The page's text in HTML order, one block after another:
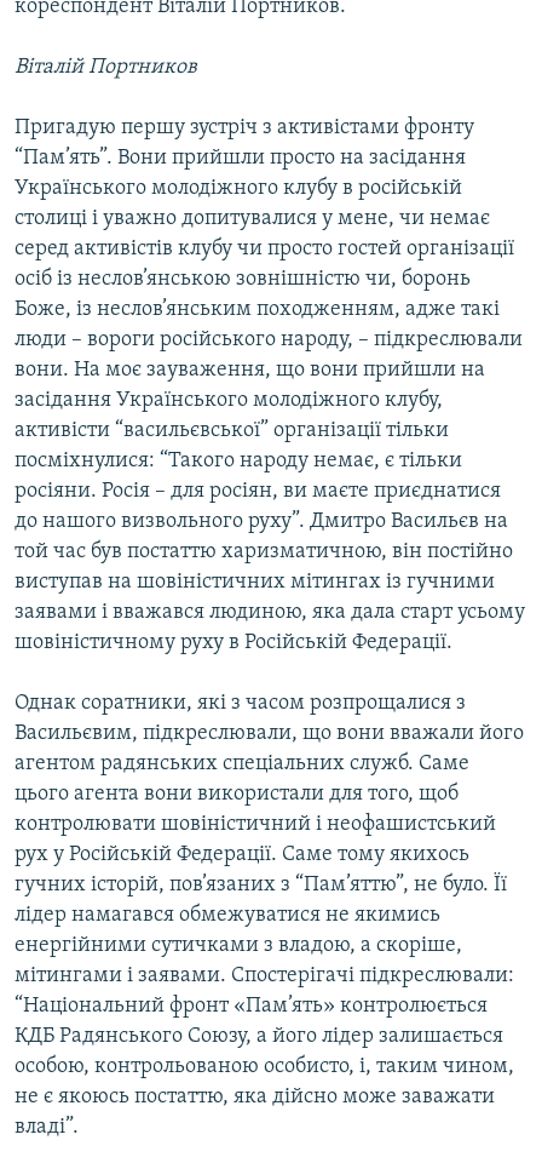
кореспондент Віталій Портников.
Віталій Портников
Пригадую першу зустріч з активістами фронту
“Пам’ять”. Вони прийшли просто на засідання
Українського молодіжного клубу в російській
столиці і уважно допитувалися у мене, чи немає
серед активістів клубу чи просто гостей організації
осіб із неслов’янською зовнішністю чи, боронь
Боже, із неслов’янським походженням, адже такі
люди – вороги російського народу, – підкреслювали
вони. На моє зауваження, що вони прийшли на
засідання Українського молодіжного клубу,
активісти “васильєвської” організації тільки
посміхнулися: “Такого народу немає, є тільки
росіяни. Росія – для росіян, ви маєте приєднатися
до нашого визвольного руху”. Дмитро Васильєв на
той час був постаттю харизматичною, він постійно
виступав на шовіністичних мітингах із гучними
заявами і вважався людиною, яка дала старт усьому
шовіністичному руху в Російській Федерації.
Однак соратники, які з часом розпрощалися з
Васильєвим, підкреслювали, що вони вважали його
агентом радянських спеціальних служб. Саме
цього агента вони використали для того, щоб
контролювати шовіністичний і неофашистський
рух у Російській Федерації. Саме тому якихось
гучних історій, пов’язаних з “Пам’яттю”, не було. Її
лідер намагався обмежуватися не якимись
енергійними сутичками з владою, а скоріше,
мітингами і заявами. Спостерігачі підкреслювали:
“Національний фронт «Пам’ять» контролюється
КДБ Радянського Союзу, а його лідер залишається
особою, контрольованою особисто, і, таким чином,
не є якоюсь постаттю, яка дійсно може заважати
владі”.